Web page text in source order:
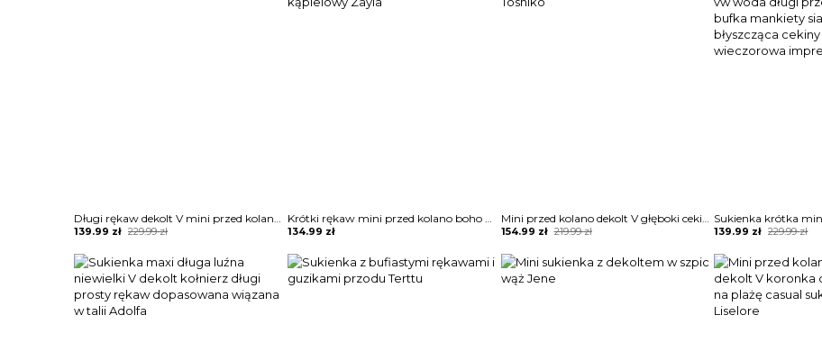
Długi rękaw dekolt V mini przed kolano bufki casual prosta na co dzień do pracy sukienka Etly
229.99zł
Original
was:
229.99 zł.
139.99 zł
Current
is:
139.99 zł.
Krótki rękaw mini przed kolano boho plaża grafika wzór etniczny tunika sukienka narzutka na strój kąpielowy Zayla
134.99 zł
Mini przed kolano dekolt V głęboki cekiny wzór długi rękaw okazja impreza club sukienka Toshiko
219.99zł
Original
was:
219.99 zł.
154.99 zł
Current
is:
154.99 zł.
229.99zł
Original
was:
229.99 zł.
139.99 zł
Current
is:
139.99 zł.